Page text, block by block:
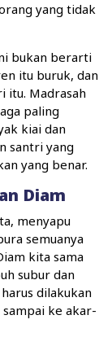
yang tidak
bukan berarti
itu buruk, dan
itu. Madrasah
paling
kiai dan
santri yang
yang benar.
Diam
menyapu
semuanya
kita sama
subur dan
dilakukan
ke akar-